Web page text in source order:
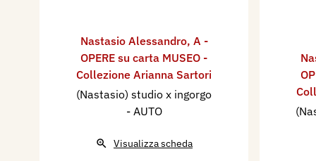
Nastasio Alessandro, A -
OPERE su carta MUSEO -
Collezione Arianna Sartori
(Nastasio) studio x ingorgo
- AUTO
Visualizza scheda